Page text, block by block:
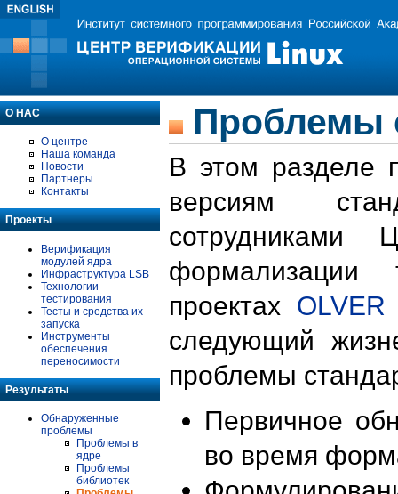
О НАС
О центре
Наша команда
Новости
Партнеры
Контакты
Проекты
Верификация
модулей ядра
Инфраструктура LSB
Технологии
тестирования
Тесты и средства их
запуска
Инструменты
обеспечения
переносимости
Результаты
Обнаруженные
проблемы
Проблемы в
ядре
Проблемы
библиотек
Проблемы
В этом разделе
версиям
формализации
проектах OLVER
следующий
проблемы
Первичное
во время